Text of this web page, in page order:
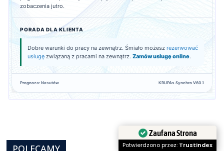
zobaczenia jutro.
PORADA DLA KLIENTA
Dobre warunki do pracy na zewnątrz. Śmiało możesz rezerwować
usługę związaną z pracami na zewnątrz. Zamów usługę online.
Prognoza: Nasutów KRUPAs Synchro V60.1
Zaufana Strona
Potwierdzono przez: Trustindex